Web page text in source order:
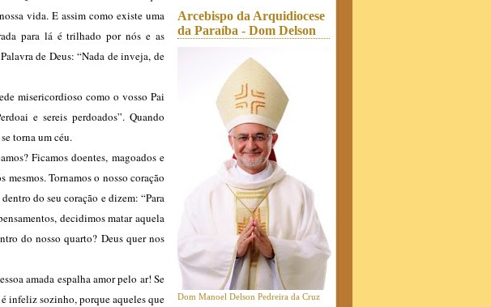
vida. E assim como existe uma
para lá é trilhado por nós e as
de Deus: “Nada de inveja, de
misericordioso como o vosso Pai
e sereis perdoados”. Quando
torna um céu.
Ficamos doentes, magoados e
mesmos. Tornamos o nosso coração
do seu coração e dizem: “Para
decidimos matar aquela
do nosso quarto? Deus quer nos
amada espalha amor pelo ar! Se
infeliz sozinho, porque aqueles que
Arcebispo da Arquidiocese
da Paraíba - Dom Delson
Dom Manoel Delson Pedreira da Cruz